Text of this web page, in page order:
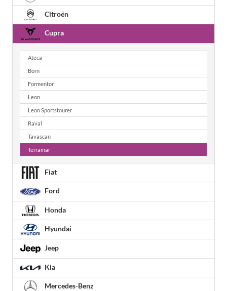
Citroën
Cupra
Ateca
Born
Formentor
Leon
Leon Sportstourer
Raval
Tavascan
Terramar
Fiat
Ford
Honda
Hyundai
Jeep
Kia
Mercedes-Benz